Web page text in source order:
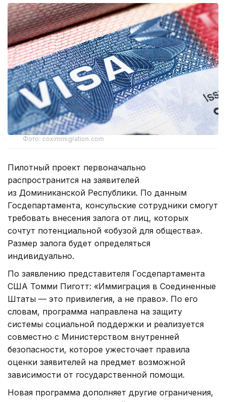
Фото: coximmigration.com
Пилотный проект первоначально
распространится на заявителей
из Доминиканской Республики. По данным
Госдепартамента, консульские сотрудники смогут
требовать внесения залога от лиц, которых
сочтут потенциальной «обузой для общества».
Размер залога будет определяться
индивидуально.
По заявлению представителя Госдепартамента
США Томми Пиготт: «Иммиграция в Соединенные
Штаты — это привилегия, а не право». По его
словам, программа направлена на защиту
системы социальной поддержки и реализуется
совместно с Министерством внутренней
безопасности, которое ужесточает правила
оценки заявителей на предмет возможной
зависимости от государственной помощи.
Новая программа дополняет другие ограничения,